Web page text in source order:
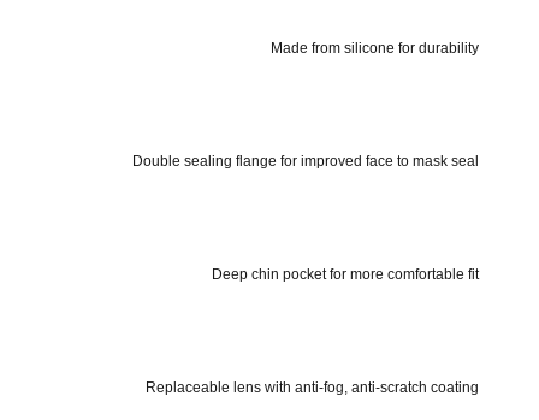
Made from silicone for durability
Double sealing flange for improved face to mask seal
Deep chin pocket for more comfortable fit
Replaceable lens with anti-fog, anti-scratch coating